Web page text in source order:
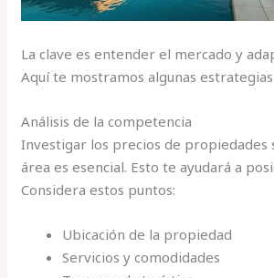
La clave es entender el mercado y
Aquí te mostramos algunas
Análisis de la competencia
Investigar los precios de propiedades
área es esencial. Esto te ayudará a
Considera estos puntos:
Ubicación de la propiedad
Servicios y comodidades